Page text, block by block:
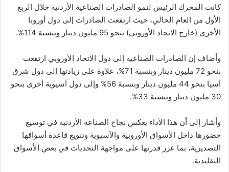
كانت المحرك الرئيس لنمو الصادرات الصناعية الأردنية خلال الربع
الأول من العام الحالي، حيث ارتفعت الصادرات إلى دول أوروبا
الأخرى (خارج الاتحاد الأوروبي) بنحو 95 مليون دينار وبنسبة 114%.
وأضاف إن الصادرات الصناعية إلى دول الاتحاد الأوروبي ارتفعت
بنحو 72 مليون دينار وبنسبة 71%، علاوة على زيادتها إلى دول شرق
آسيا بنحو 44 مليون دينار وبنسبة 56% وإلى دول آسيوية أخرى بنحو
30 مليون دينار وبنسبة 33%.
وأشار إلى أن هذا الأداء يعكس نجاح الصناعة الأردنية في توسيع
حضورها داخل الأسواق الأوروبية والآسيوية وتنويع قاعدة أسواقها
التصديرية، بما عزز قدرتها على مواجهة التحديات في بعض الأسواق
التقليدية.